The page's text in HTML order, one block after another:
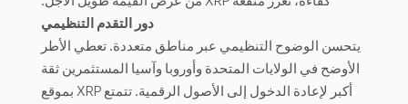
دور التقدم التنظيمي
يتحسن الوضوح التنظيمي عبر مناطق متعددة. تعطي الأطر
الأوضح في الولايات المتحدة وأوروبا وآسيا المستثمرين ثقة
أكبر لإعادة الدخول إلى الأصول الرقمية. تتمتع XRP بموقع